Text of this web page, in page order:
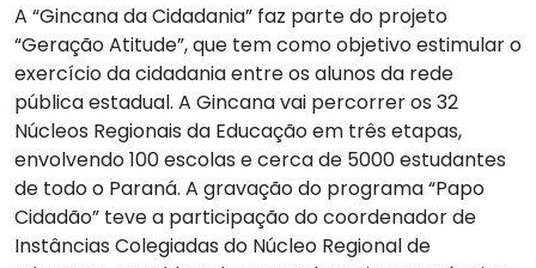
A “Gincana da Cidadania” faz parte do projeto
“Geração Atitude”, que tem como objetivo estimular o
exercício da cidadania entre os alunos da rede
pública estadual. A Gincana vai percorrer os 32
Núcleos Regionais da Educação em três etapas,
envolvendo 100 escolas e cerca de 5000 estudantes
de todo o Paraná. A gravação do programa “Papo
Cidadão” teve a participação do coordenador de
Instâncias Colegiadas do Núcleo Regional de